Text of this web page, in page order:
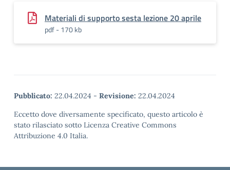
Materiali di supporto sesta lezione 20 aprile
pdf - 170 kb
Pubblicato: 22.04.2024 - Revisione: 22.04.2024
Eccetto dove diversamente specificato, questo articolo è
stato rilasciato sotto Licenza Creative Commons
Attribuzione 4.0 Italia.